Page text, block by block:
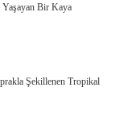
Bir Kaya
Şekillenen Tropikal